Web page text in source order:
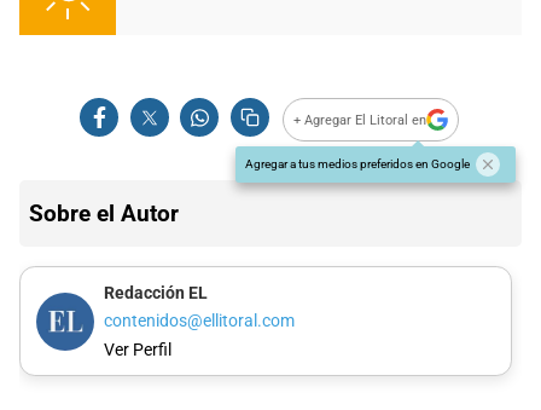
+ Agregar El Litoral en
Agregar a tus medios preferidos en Google
Sobre el Autor
Redacción EL
contenidos@ellitoral.com
Ver Perfil